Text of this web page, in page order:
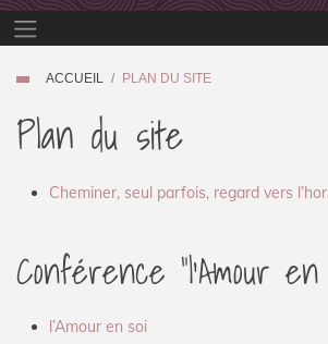
ACCUEIL PLAN DU SITE
Plan du site
Cheminer, seul parfois, regard vers
Conférence "l’Amour en
l’Amour en soi